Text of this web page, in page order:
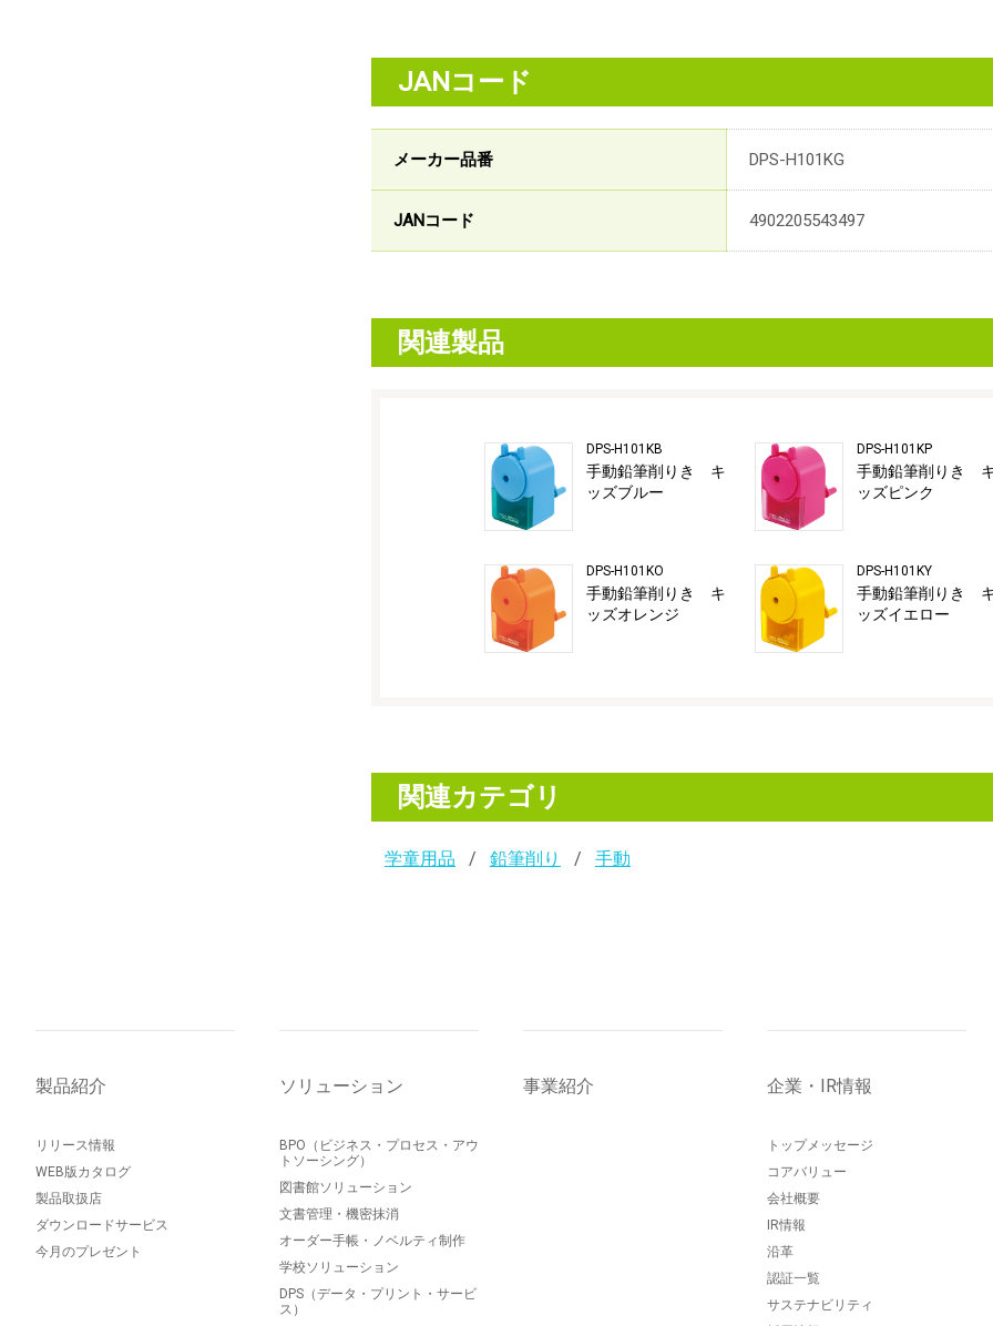
JANコード
メーカー品番 DPS-H101KG
JANコード 4902205543497
関連製品
DPS-H101KB
手動鉛筆削りき キ
ッズブルー
DPS-H101KO
手動鉛筆削りき キ
ッズオレンジ
DPS-H101KP
手動鉛筆削りき
ッズピンク
DPS-H101KY
手動鉛筆削りき
ッズイエロー
関連カテゴリ
学童用品 鉛筆削り 手動
製品紹介
リリース情報
WEB版カタログ
製品取扱店
ダウンロードサービス
今月のプレゼント
ソリューション
BPO（ビジネス・プロセス・アウ
トソーシング）
図書館ソリューション
文書管理・機密抹消
オーダー手帳・ノベルティ制作
学校ソリューション
DPS（データ・プリント・サービ
ス）
事業紹介 企業・IR情報
トップメッセージ
コアバリュー
会社概要
IR情報
沿革
認証一覧
サステナビリティ